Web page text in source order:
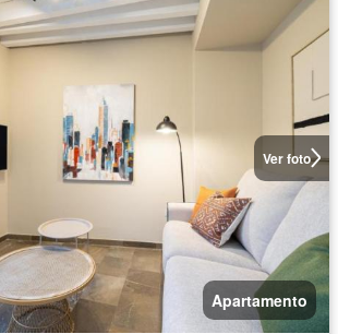
Ver foto
Apartamento